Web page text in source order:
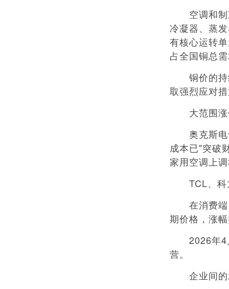
空调和制
冷凝器、蒸
有核心运转
占全国铜总
铜价的持
取强烈应对
大范围涨
奥克斯电
成本已"突破
家用空调上
TCL、科
在消费端
期价格，涨
2026年4月
营。
企业间的